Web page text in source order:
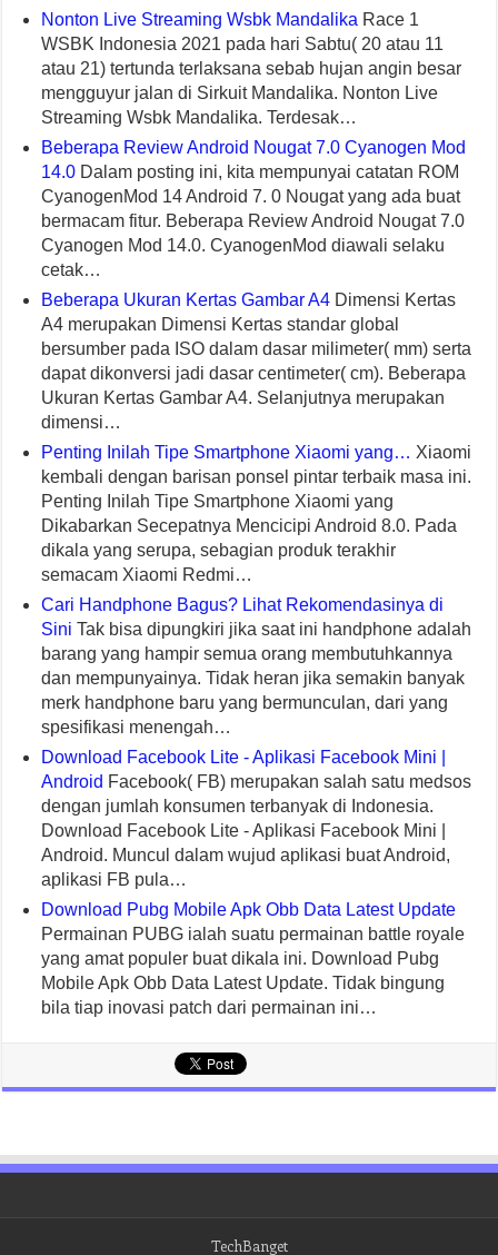
Nonton Live Streaming Wsbk Mandalika Race 1
WSBK Indonesia 2021 pada hari Sabtu( 20 atau 11
atau 21) tertunda terlaksana sebab hujan angin besar
mengguyur jalan di Sirkuit Mandalika. Nonton Live
Streaming Wsbk Mandalika. Terdesak…
Beberapa Review Android Nougat 7.0 Cyanogen Mod
14.0 Dalam posting ini, kita mempunyai catatan ROM
CyanogenMod 14 Android 7. 0 Nougat yang ada buat
bermacam fitur. Beberapa Review Android Nougat 7.0
Cyanogen Mod 14.0. CyanogenMod diawali selaku
cetak…
Beberapa Ukuran Kertas Gambar A4 Dimensi Kertas
A4 merupakan Dimensi Kertas standar global
bersumber pada ISO dalam dasar milimeter( mm) serta
dapat dikonversi jadi dasar centimeter( cm). Beberapa
Ukuran Kertas Gambar A4. Selanjutnya merupakan
dimensi…
Penting Inilah Tipe Smartphone Xiaomi yang… Xiaomi
kembali dengan barisan ponsel pintar terbaik masa ini.
Penting Inilah Tipe Smartphone Xiaomi yang
Dikabarkan Secepatnya Mencicipi Android 8.0. Pada
dikala yang serupa, sebagian produk terakhir
semacam Xiaomi Redmi…
Cari Handphone Bagus? Lihat Rekomendasinya di
Sini Tak bisa dipungkiri jika saat ini handphone adalah
barang yang hampir semua orang membutuhkannya
dan mempunyainya. Tidak heran jika semakin banyak
merk handphone baru yang bermunculan, dari yang
spesifikasi menengah…
Download Facebook Lite - Aplikasi Facebook Mini |
Android Facebook( FB) merupakan salah satu medsos
dengan jumlah konsumen terbanyak di Indonesia.
Download Facebook Lite - Aplikasi Facebook Mini |
Android. Muncul dalam wujud aplikasi buat Android,
aplikasi FB pula…
Download Pubg Mobile Apk Obb Data Latest Update
Permainan PUBG ialah suatu permainan battle royale
yang amat populer buat dikala ini. Download Pubg
Mobile Apk Obb Data Latest Update. Tidak bingung
bila tiap inovasi patch dari permainan ini…
TechBanget